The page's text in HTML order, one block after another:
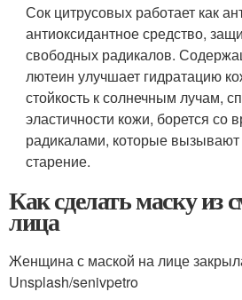
Сок цитрусовых работает как
антиоксидантное средство,
свободных радикалов.
лютеин улучшает гидратацию
стойкость к солнечным лучам,
эластичности кожи, борется
радикалами, которые
старение.
Как сделать маску из
лица
Женщина с маской на лице
Unsplash/senivpetro